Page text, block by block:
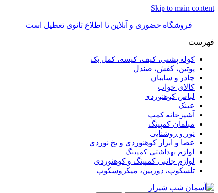
Skip to main content
فروشگاه حضوری و آنلاین تا اطلاع ثانوی تعطیل است
فهرست
کوله پشتی، کیف، کیسه، کمل بک
پوتین، کفش، صندل
چادر و سایبان
کالای خواب
لباس کوهنوردی
عینک
آشپزخانه کمپ
مبلمان کمپینگ
نور و روشنایی
عصا و ابزار کوهنوردی و یخ نوردی
لوازم بهداشتی کمپینگ
لوازم جانبی کمپینگ و کوهنوردی
تلسکوپ، دوربین، میکروسکوپ